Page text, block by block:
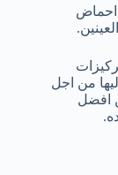
احماض
اليها من اجل
افضل